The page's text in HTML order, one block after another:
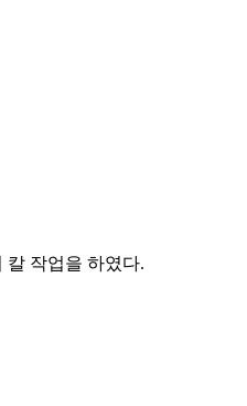
칼 작업을 하였다.